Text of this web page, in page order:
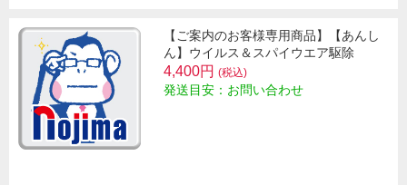
【ご案内のお客様専用商品】【あんし
ん】ウイルス＆スパイウエア駆除
4,400円 (税込)
発送目安：お問い合わせ